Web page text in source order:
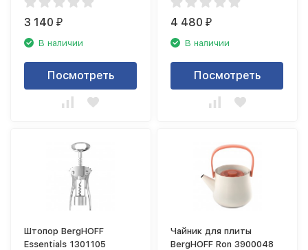
3 140₽
В наличии
Посмотреть
4 480₽
В наличии
Посмотреть
Штопор BergHOFF
Essentials 1301105
Чайник для плиты
BergHOFF Ron 3900048